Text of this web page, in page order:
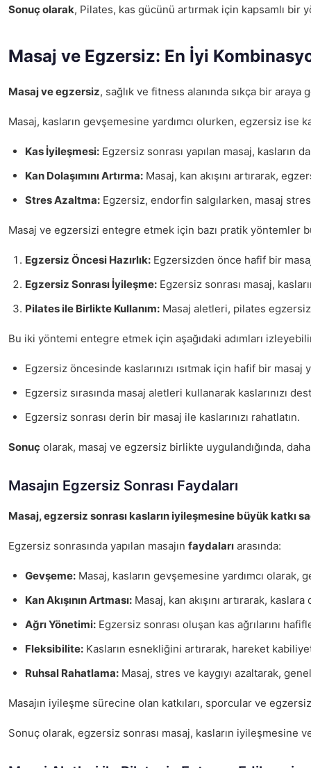
Sonuç olarak, Pilates, kas gücünü artırmak için kapsamlı
Masaj ve Egzersiz: En İyi
Masaj ve egzersiz, sağlık ve fitness alanında sıkça bir
Masaj, kasların gevşemesine yardımcı olurken, egzersiz ise
Kas İyileşmesi: Egzersiz sonrası yapılan masaj, kasların
Kan Dolaşımını Artırma: Masaj, kan akışını artırarak,
Stres Azaltma: Egzersiz, endorfin salgılarken, masaj
Masaj ve egzersizi entegre etmek için bazı pratik yöntemler
Egzersiz Öncesi Hazırlık: Egzersizden önce hafif bir
Egzersiz Sonrası İyileşme: Egzersiz sonrası masaj,
Pilates ile Birlikte Kullanım: Masaj aletleri, pilates
Bu iki yöntemi entegre etmek için aşağıdaki adımları
Egzersiz öncesinde kaslarınızı ısıtmak için hafif bir masaj
Egzersiz sırasında masaj aletleri kullanarak kaslarınızı
Egzersiz sonrası derin bir masaj ile kaslarınızı rahatlatın.
Sonuç olarak, masaj ve egzersiz birlikte uygulandığında,
Masajın Egzersiz Sonrası Faydaları
Masaj, egzersiz sonrası kasların iyileşmesine büyük katkı
Egzersiz sonrasında yapılan masajın faydaları arasında:
Gevşeme: Masaj, kasların gevşemesine yardımcı olarak,
Kan Akışının Artması: Masaj, kan akışını artırarak,
Ağrı Yönetimi: Egzersiz sonrası oluşan kas ağrılarını
Fleksibilite: Kasların esnekliğini artırarak, hareket
Ruhsal Rahatlama: Masaj, stres ve kaygıyı azaltarak,
Masajın iyileşme sürecine olan katkıları, sporcular ve
Sonuç olarak, egzersiz sonrası masaj, kasların iyileşmesine